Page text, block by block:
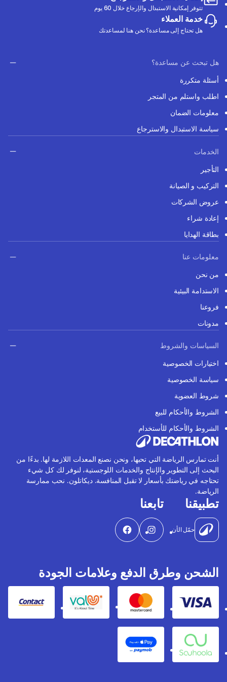
تتوفر إمكانية الاستبدال والإرجاع خلال 60 يوم
خدمة العملاء
هل تحتاج إلى مساعدة؟ نحن هنا لمساعدتك
هل تبحث عن مساعدة؟
أسئلة متكررة
اطلب واستلم من المتجر
معلومات الضمان
سياسة الاستبدال والاسترجاع
الخدمات
التأجير
التركيب و الصيانة
عروض الشركات
إعادة شراء
بطاقة الهدايا
معلومات عنا
من نحن
الاستدامة البيئية
فروعنا
مدونات
السياسات والشروط
اختيارات الخصوصية
سياسة الخصوصية
شروط العضوية
الشروط والأحكام للبيع
الشروط والأحكام للأستخدام
أنت تمارس الرياضة التي تحبها، ونحن نصنع المعدات اللازمة لها. بدءًا من
البحث إلى التطوير والإنتاج والخدمات اللوجستية، لنوفر لك كل شيء
تحتاجه في رياضتك بأسعار لا تقبل المنافسة. ديكاتلون. نحب ممارسة
الرياضة.
تطبيقنا
حمّل الأن
تابعنا
الشحن وطرق الدفع وعلامات الجودة
Visa
Mastercard
Valu
Contact
Souhoola
Apple Pay